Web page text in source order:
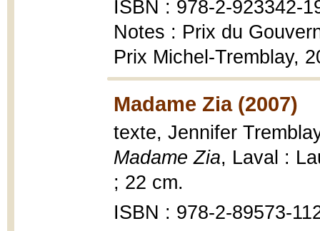
ISBN : 978-2-923342-
Notes : Prix du
Prix Michel-Tremblay,
Madame Zia (2007)
texte, Jennifer
Madame Zia, Laval :
; 22 cm.
ISBN : 978-2-89573-